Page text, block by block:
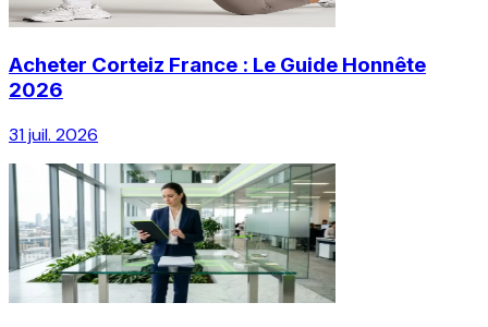
Acheter Corteiz France : Le Guide Honnête
2026
31 juil. 2026